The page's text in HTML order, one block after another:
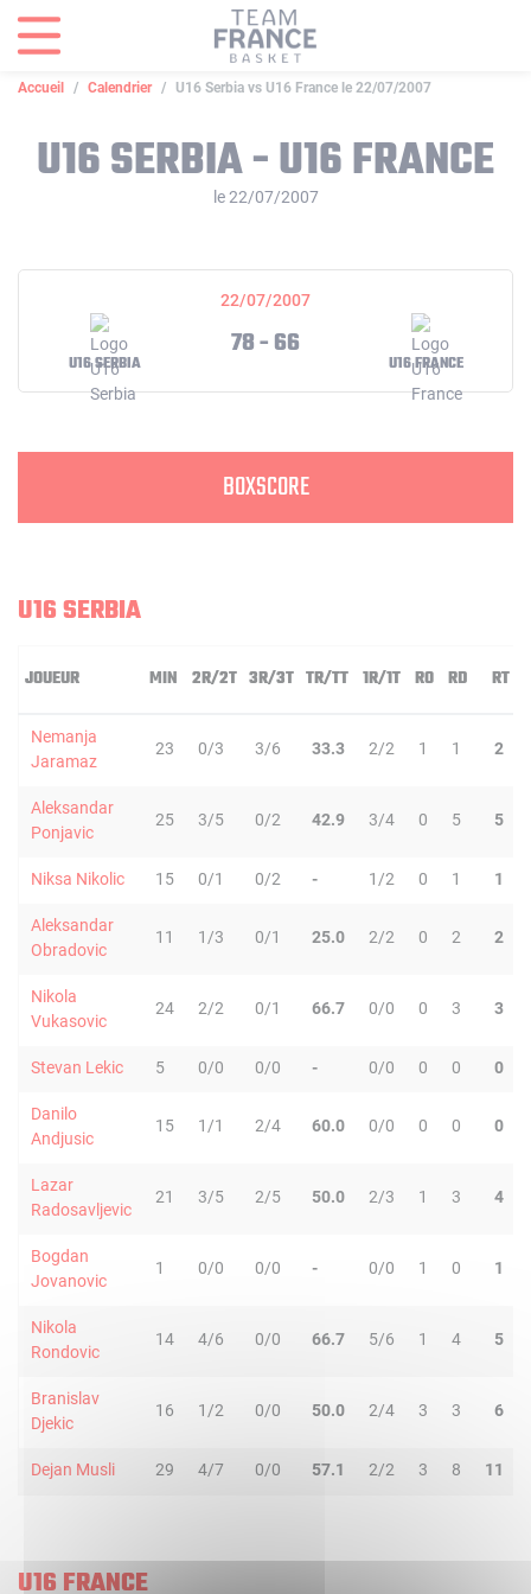
Accueil Calendrier U16 Serbia vs U16 France le 22/07/2007
U16 SERBIA - U16 FRANCE
le 22/07/2007
22/07/2007
U16 SERBIA
78 - 66
U16 FRANCE
BOXSCORE
U16 SERBIA
JOUEUR MIN 2R/2T 3R/3T TR/TT 1R/1T RO RD RT
Nemanja
Jaramaz
23 0/3 3/6 33.3 2/2 1 1 2
Aleksandar
Ponjavic
25 3/5 0/2 42.9 3/4 0 5 5
Niksa Nikolic 15 0/1 0/2 - 1/2 0 1 1
Aleksandar
Obradovic
11 1/3 0/1 25.0 2/2 0 2 2
Nikola
Vukasovic
24 2/2 0/1 66.7 0/0 0 3 3
Stevan Lekic 5 0/0 0/0 - 0/0 0 0 0
Danilo
Andjusic
15 1/1 2/4 60.0 0/0 0 0 0
Lazar
Radosavljevic
21 3/5 2/5 50.0 2/3 1 3 4
Bogdan
Jovanovic
1 0/0 0/0 - 0/0 1 0 1
Nikola
Rondovic
14 4/6 0/0 66.7 5/6 1 4 5
Branislav
Djekic
16 1/2 0/0 50.0 2/4 3 3 6
Dejan Musli 29 4/7 0/0 57.1 2/2 3 8 11
U16 FRANCE
Panneau de gestion des cookies